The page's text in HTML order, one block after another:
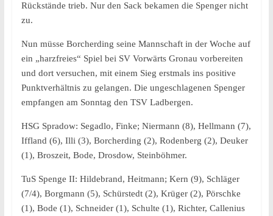
Rückstände trieb. Nur den Sack bekamen die Spenger nicht
zu.
Nun müsse Borcherding seine Mannschaft in der Woche auf
ein „harzfreies“ Spiel bei SV Vorwärts Gronau vorbereiten
und dort versuchen, mit einem Sieg erstmals ins positive
Punktverhältnis zu gelangen. Die ungeschlagenen Spenger
empfangen am Sonntag den TSV Ladbergen.
HSG Spradow: Segadlo, Finke; Niermann (8), Hellmann (7),
Iffland (6), Illi (3), Borcherding (2), Rodenberg (2), Deuker
(1), Broszeit, Bode, Drosdow, Steinböhmer.
TuS Spenge II: Hildebrand, Heitmann; Kern (9), Schläger
(7/4), Borgmann (5), Schürstedt (2), Krüger (2), Pörschke
(1), Bode (1), Schneider (1), Schulte (1), Richter, Callenius